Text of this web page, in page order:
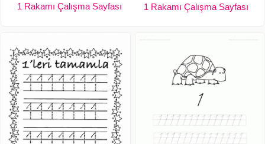
1 Rakamı Çalışma Sayfası 1 Rakamı Çalışma Sayfası